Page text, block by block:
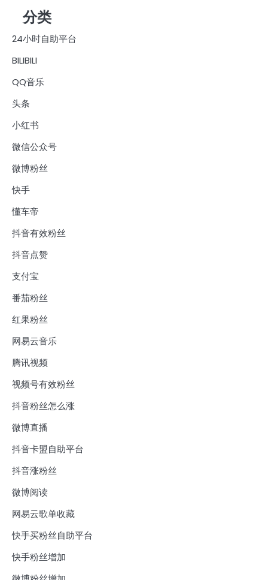
分类
24小时自助平台
BILIBILI
QQ音乐
头条
小红书
微信公众号
微博粉丝
快手
懂车帝
抖音有效粉丝
抖音点赞
支付宝
番茄粉丝
红果粉丝
网易云音乐
腾讯视频
视频号有效粉丝
抖音粉丝怎么涨
微博直播
抖音卡盟自助平台
抖音涨粉丝
微博阅读
网易云歌单收藏
快手买粉丝自助平台
快手粉丝增加